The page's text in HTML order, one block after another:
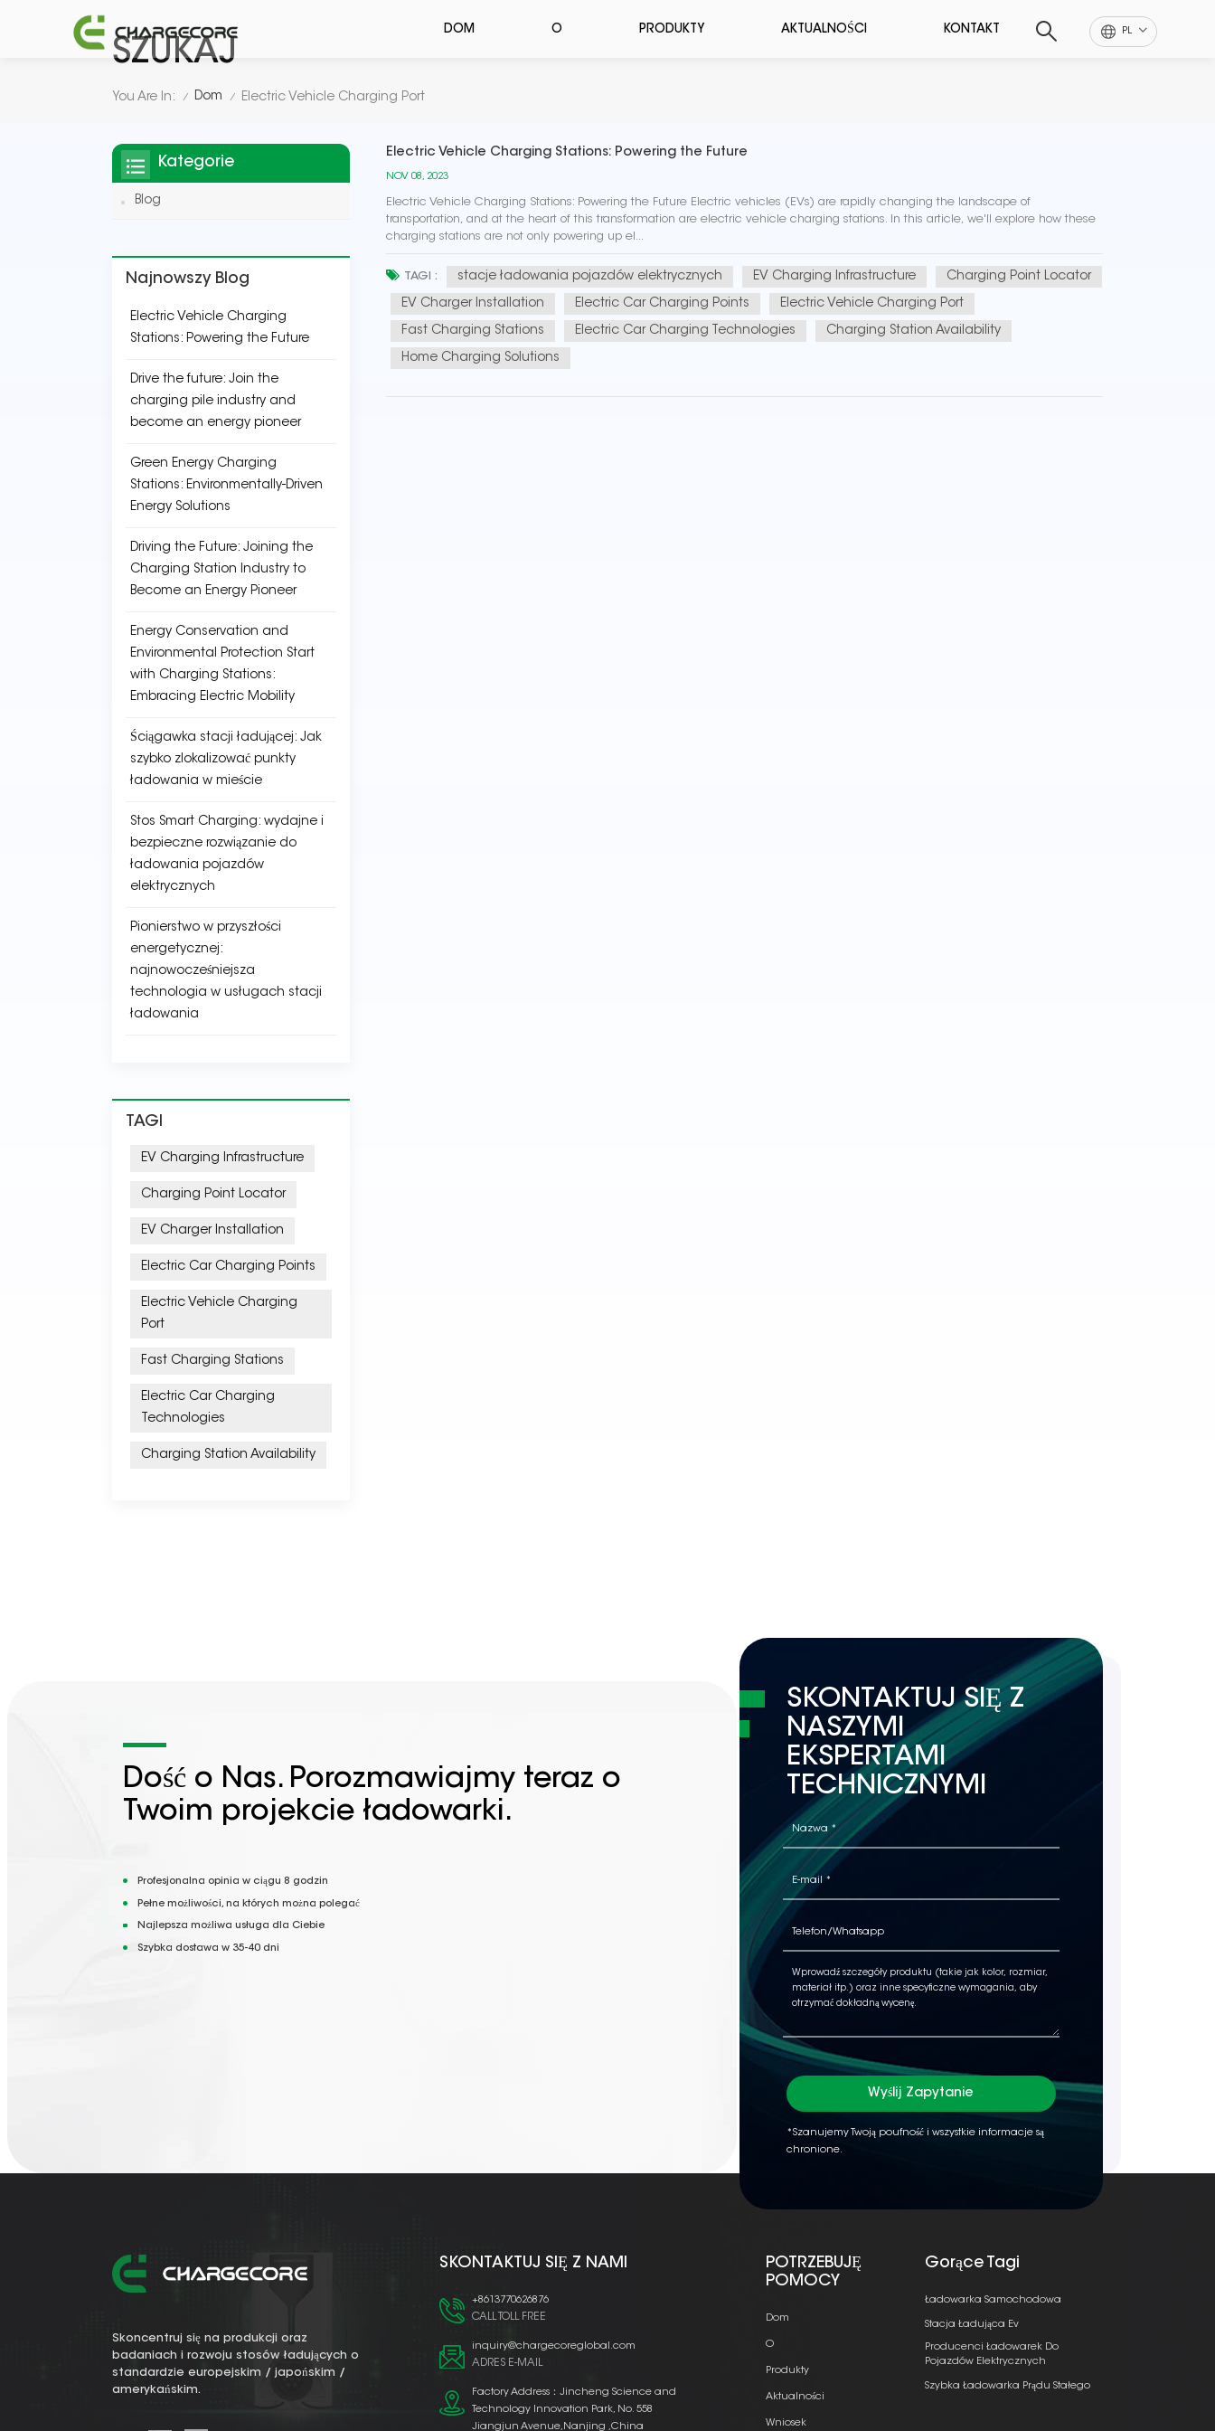
PL
DOM O PRODUKTY AKTUALNOŚCI KONTAKT
SZUKAJ
You Are In: / Dom / Electric Vehicle Charging Port
Electric Vehicle Charging Stations: Powering the Future
NOV 08, 2023
Electric Vehicle Charging Stations: Powering the Future Electric vehicles (EVs) are rapidly changing the landscape of
transportation, and at the heart of this transformation are electric vehicle charging stations. In this article, we'll explore how these
charging stations are not only powering up el...
TAGI : stacje ładowania pojazdów elektrycznych EV Charging Infrastructure Charging Point Locator
EV Charger Installation Electric Car Charging Points Electric Vehicle Charging Port
Fast Charging Stations Electric Car Charging Technologies Charging Station Availability
Home Charging Solutions
Kategorie
Blog
Najnowszy Blog
Electric Vehicle Charging
Stations: Powering the Future
Drive the future: Join the
charging pile industry and
become an energy pioneer
Green Energy Charging
Stations: Environmentally-Driven
Energy Solutions
Driving the Future: Joining the
Charging Station Industry to
Become an Energy Pioneer
Energy Conservation and
Environmental Protection Start
with Charging Stations:
Embracing Electric Mobility
Ściągawka stacji ładującej: Jak
szybko zlokalizować punkty
ładowania w mieście
Stos Smart Charging: wydajne i
bezpieczne rozwiązanie do
ładowania pojazdów
elektrycznych
Pionierstwo w przyszłości
energetycznej:
najnowocześniejsza
technologia w usługach stacji
ładowania
TAGI
EV Charging Infrastructure
Charging Point Locator
EV Charger Installation
Electric Car Charging Points
Electric Vehicle Charging
Port
Fast Charging Stations
Electric Car Charging
Technologies
Charging Station Availability
Dość o Nas. Porozmawiajmy teraz o
Twoim projekcie ładowarki.
Profesjonalna opinia w ciągu 8 godzin
Pełne możliwości, na których można polegać
Najlepsza możliwa usługa dla Ciebie
Szybka dostawa w 35-40 dni
SKONTAKTUJ SIĘ Z
NASZYMI
EKSPERTAMI
TECHNICZNYMI
Wyślij Zapytanie
*Szanujemy Twoją poufność i wszystkie informacje są
chronione.
Skoncentruj się na produkcji oraz
badaniach i rozwoju stosów ładujących o
standardzie europejskim / japońskim /
amerykańskim.
SKONTAKTUJ SIĘ Z NAMI
+8613770626876
CALL TOLL FREE
inquiry@chargecoreglobal.com
ADRES E-MAIL
Factory Address：Jincheng Science and
Technology Innovation Park, No. 558
Jiangjun Avenue,Nanjing ,China
POTRZEBUJĘ
POMOCY
Dom
O
Produkty
Aktualności
Wniosek
Gorące Tagi
Ładowarka Samochodowa
Stacja Ładująca Ev
Producenci Ładowarek Do
Pojazdów Elektrycznych
Szybka Ładowarka Prądu Stałego